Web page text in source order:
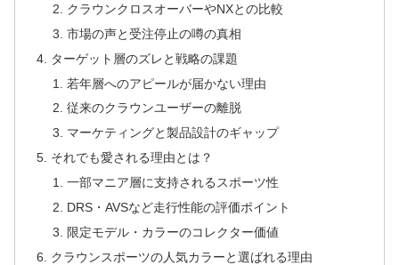
クラウンクロスオーバーやNXとの比較
市場の声と受注停止の噂の真相
ターゲット層のズレと戦略の課題
若年層へのアピールが届かない理由
従来のクラウンユーザーの離脱
マーケティングと製品設計のギャップ
それでも愛される理由とは？
一部マニア層に支持されるスポーツ性
DRS・AVSなど走行性能の評価ポイント
限定モデル・カラーのコレクター価値
クラウンスポーツの人気カラーと選ばれる理由